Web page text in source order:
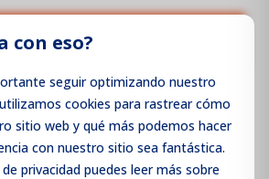
con eso?
seguir optimizando nuestro
cookies para rastrear cómo
sitio web y qué más podemos hacer
con nuestro sitio sea fantástica.
privacidad puedes leer más sobre
Añadir al carrito
SHECM1
Aeroqual